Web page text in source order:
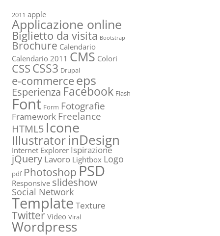
2011 apple
Applicazione online
Biglietto da visita Bootstrap
Brochure Calendario
Calendario 2011 CMS Colori
CSSCSS3 Drupal
e-commerceeps
Esperienza Facebook Flash
Font Form Fotografie
Framework Freelance
HTML5 Icone
IllustratorinDesign
Internet Explorer Ispirazione
jQuery Lavoro Lightbox Logo
pdf PhotoshopPSD
Responsive slideshow
Social Network
Template Texture
TwitterVideo Viral
Wordpress